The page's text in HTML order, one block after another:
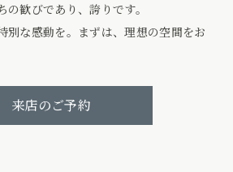
歓びであり、誇りです。
別な感動を。まずは、理想の空間をお
来店のご予約